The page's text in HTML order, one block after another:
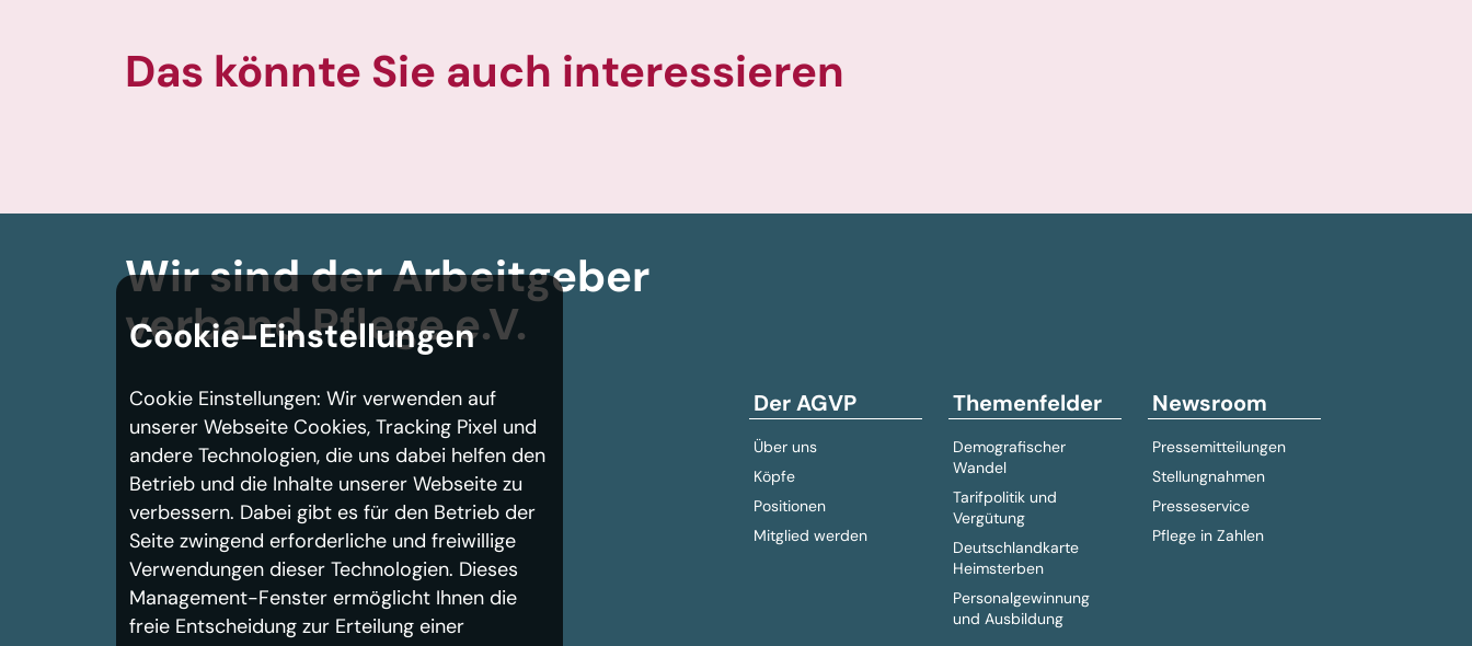
Das könnte Sie auch interessieren
Wir sind der Arbeitgeber­
verbandPflege e.V.
Der AGVP
Über uns
Köpfe
Positionen
Mitglied werden
Themenfelder
Demografischer
Wandel
Tarifpolitik und
Vergütung
Deutschlandkarte
Heimsterben
Personalgewinnung
und Ausbildung
Newsroom
Pressemitteilungen
Stellungnahmen
Presseservice
Pflege in Zahlen
Cookie-Einstellungen
Cookie Einstellungen: Wir verwenden auf
unserer Webseite Cookies, Tracking Pixel und
andere Technologien, die uns dabei helfen den
Betrieb und die Inhalte unserer Webseite zu
verbessern. Dabei gibt es für den Betrieb der
Seite zwingend erforderliche und freiwillige
Verwendungen dieser Technologien. Dieses
Management-Fenster ermöglicht Ihnen die
freie Entscheidung zur Erteilung einer